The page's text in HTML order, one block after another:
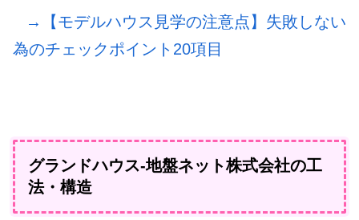
→【モデルハウス見学の注意点】失敗しない
為のチェックポイント20項目
グランドハウス-地盤ネット株式会社の工
法・構造